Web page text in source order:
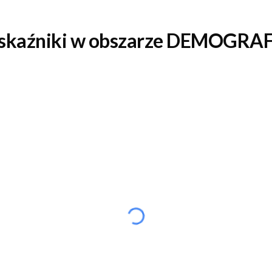
w obszarze